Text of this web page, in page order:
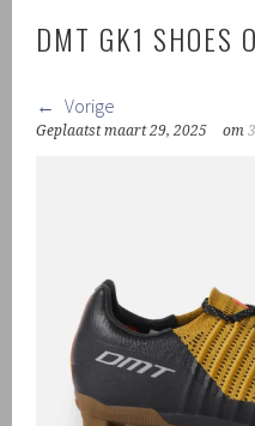
DMT GK1 SHOES
Vorige
Geplaatstmaart 29, 2025 om